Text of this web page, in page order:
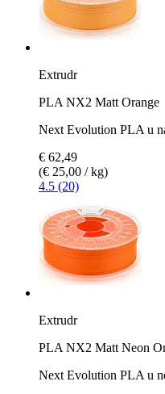
Extrudr
PLA NX2 Matt Orange
Next Evolution PLA u
€ 62,49
(€ 25,00 / kg)
4.5 (20)
Extrudr
PLA NX2 Matt Neon
Next Evolution PLA u